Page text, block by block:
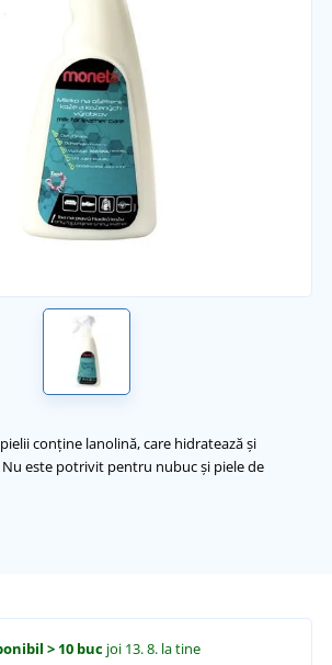
conține lanolină, care hidratează și
este potrivit pentru nubuc și piele de
> 10 buc joi 13. 8. la tine